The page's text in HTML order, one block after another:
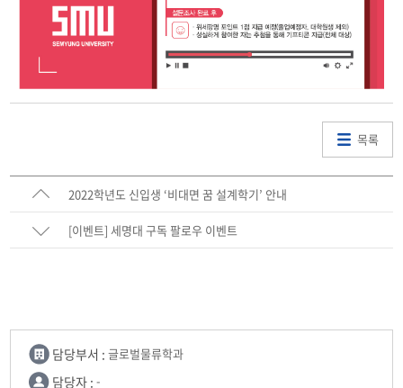
목록
2022학년도 신입생 ‘비대면 꿈 설계학기’ 안내
[이벤트] 세명대 구독 팔로우 이벤트
담당부서 : 글로벌물류학과
담당자 : -